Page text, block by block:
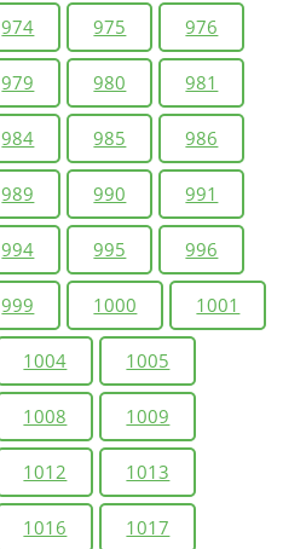
974 975 976
979 980 981
984 985 986
989 990 991
994 995 996
999 1000 1001
1004 1005
1008 1009
1012 1013
1016 1017